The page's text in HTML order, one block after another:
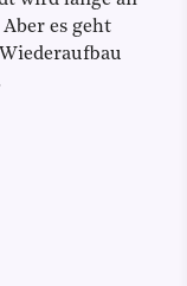
es geht